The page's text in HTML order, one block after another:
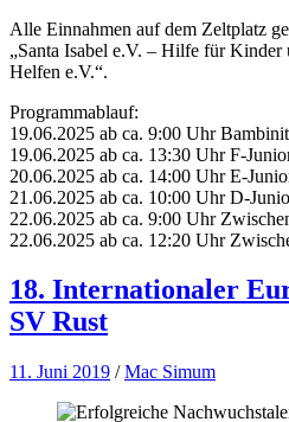
Alle Einnahmen auf dem Zeltplatz
„Santa Isabel e.V. – Hilfe für
Helfen e.V.“.
Programmablauf:
19.06.2025 ab ca. 9:00 Uhr
19.06.2025 ab ca. 13:30 Uhr F-
20.06.2025 ab ca. 14:00 Uhr E-
21.06.2025 ab ca. 10:00 Uhr D-
22.06.2025 ab ca. 9:00 Uhr
22.06.2025 ab ca. 12:20 Uhr
18. Internationaler
SV Rust
11. Juni 2019 /Mac Simum